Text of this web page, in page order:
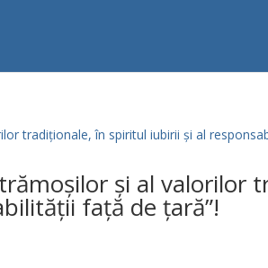
și al valorilor
față de țară”!